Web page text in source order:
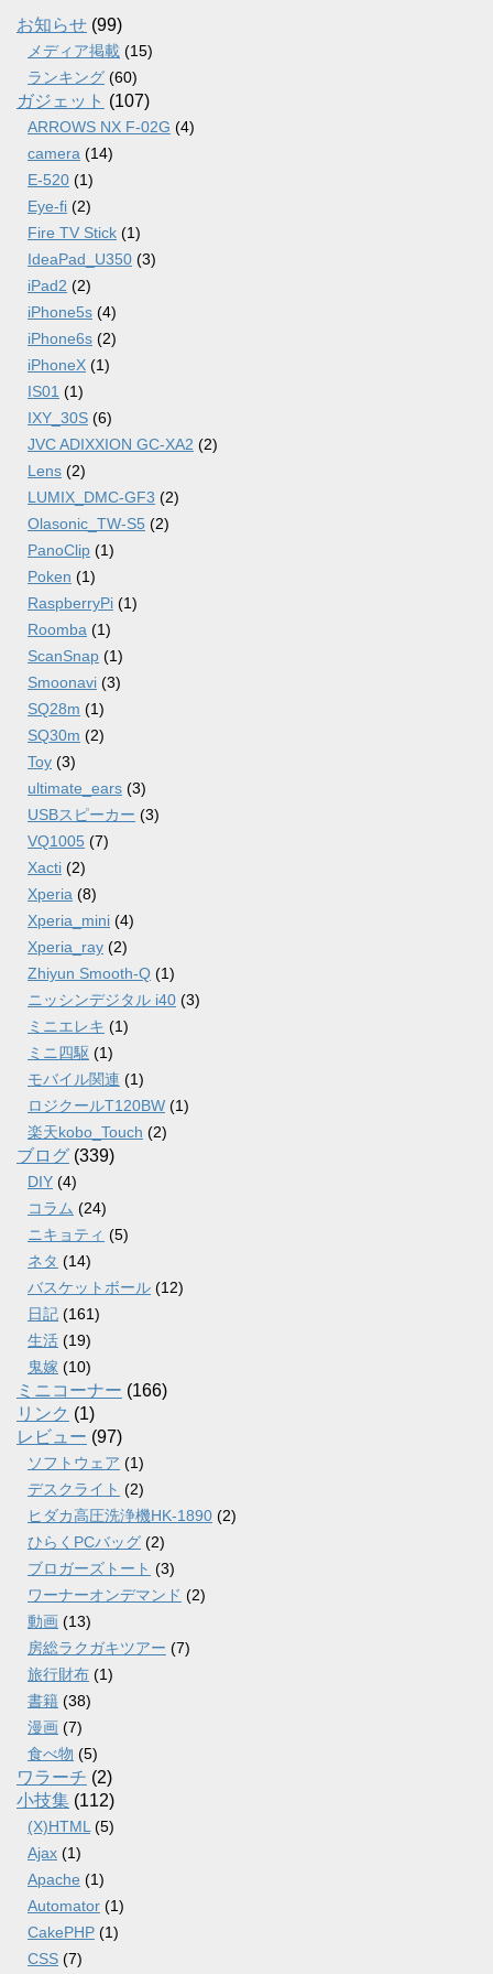
ブ
お知らせ (99)
メディア掲載 (15)
ランキング (60)
ガジェット (107)
ARROWS NX F-02G (4)
camera (14)
E-520 (1)
Eye-fi (2)
Fire TV Stick (1)
IdeaPad_U350 (3)
iPad2 (2)
iPhone5s (4)
iPhone6s (2)
iPhoneX (1)
IS01 (1)
IXY_30S (6)
JVC ADIXXION GC-XA2 (2)
Lens (2)
LUMIX_DMC-GF3 (2)
Olasonic_TW-S5 (2)
PanoClip (1)
Poken (1)
RaspberryPi (1)
Roomba (1)
ScanSnap (1)
Smoonavi (3)
SQ28m (1)
SQ30m (2)
Toy (3)
ultimate_ears (3)
USBスピーカー (3)
VQ1005 (7)
Xacti (2)
Xperia (8)
Xperia_mini (4)
Xperia_ray (2)
Zhiyun Smooth-Q (1)
ニッシンデジタル i40 (3)
ミニエレキ (1)
ミニ四駆 (1)
モバイル関連 (1)
ロジクールT120BW (1)
楽天kobo_Touch (2)
ブログ (339)
DIY (4)
コラム (24)
ニキョティ (5)
ネタ (14)
バスケットボール (12)
日記 (161)
生活 (19)
鬼嫁 (10)
ミニコーナー (166)
リンク (1)
レビュー (97)
ソフトウェア (1)
デスクライト (2)
ヒダカ高圧洗浄機HK-1890 (2)
ひらくPCバッグ (2)
ブロガーズトート (3)
ワーナーオンデマンド (2)
動画 (13)
房総ラクガキツアー (7)
旅行財布 (1)
書籍 (38)
漫画 (7)
食べ物 (5)
ワラーチ (2)
小技集 (112)
(X)HTML (5)
Ajax (1)
Apache (1)
Automator (1)
CakePHP (1)
CSS (7)